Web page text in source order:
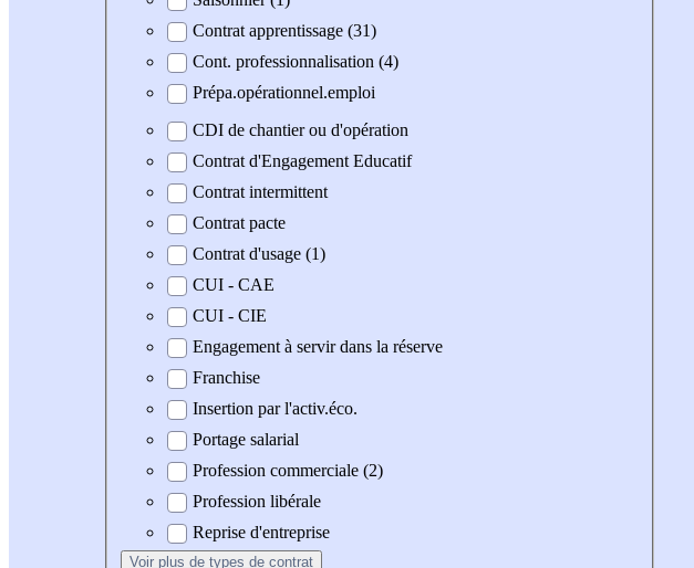
Contrat apprentissage (31)
Cont. professionnalisation (4)
Prépa.opérationnel.emploi
CDI de chantier ou d'opération
Contrat d'Engagement Educatif
Contrat intermittent
Contrat pacte
Contrat d'usage (1)
CUI - CAE
CUI - CIE
Engagement à servir dans la réserve
Franchise
Insertion par l'activ.éco.
Portage salarial
Profession commerciale (2)
Profession libérale
Reprise d'entreprise
Voir plus de types de contrat